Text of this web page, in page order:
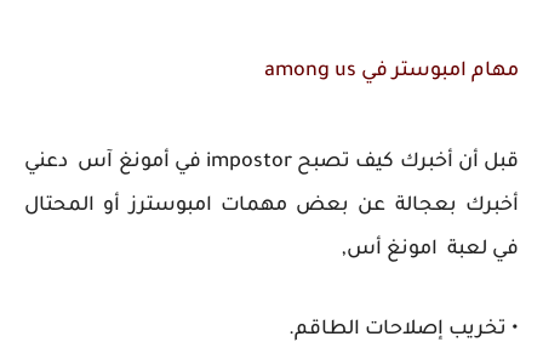
مهام امبوستر في among us
قبل أن أخبرك كيف تصبح impostor في أمونغ آس دعني
أخبرك بعجالة عن بعض مهمات امبوسترز أو المحتال
في لعبة امونغ أس,
• تخريب إصلاحات الطاقم.